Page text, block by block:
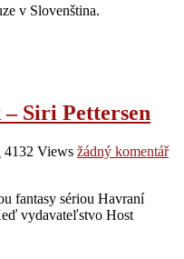
v Slovenština.
Siri Pettersen
4132 Views žádný komentář
fantasy sériou Havraní
vydavateľstvo Host